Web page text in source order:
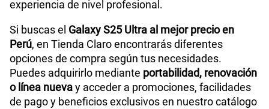
Paga solo
185GBen alta velocidad
S/ 189.90
Peso 218 g
experiencia de nivel profesional.
Si buscas el Galaxy S25 Ultra al mejor precio en
Perú, en Tienda Claro encontrarás diferentes
opciones de compra según tus necesidades.
Puedes adquirirlo mediante portabilidad, renovación
o línea nuevay acceder a promociones, facilidades
de pago y beneficios exclusivos en nuestro catálogo